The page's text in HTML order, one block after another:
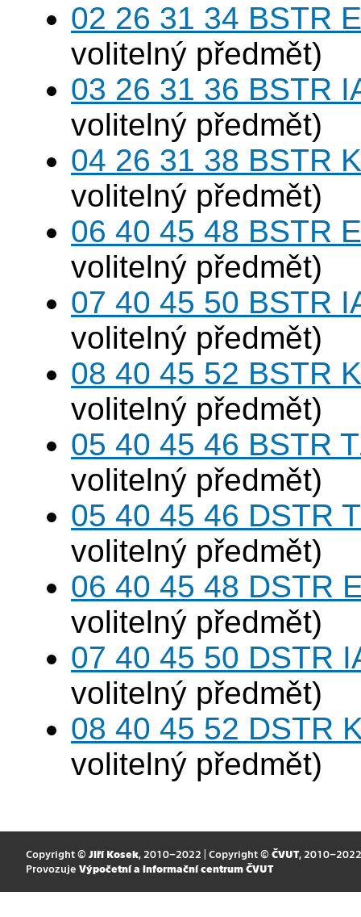
02 26 31 34 BSTR
volitelný předmět)
03 26 31 36 BSTR
volitelný předmět)
04 26 31 38 BSTR
volitelný předmět)
06 40 45 48 BSTR
volitelný předmět)
07 40 45 50 BSTR
volitelný předmět)
08 40 45 52 BSTR
volitelný předmět)
05 40 45 46 BSTR
volitelný předmět)
05 40 45 46 DSTR
volitelný předmět)
06 40 45 48 DSTR
volitelný předmět)
07 40 45 50 DSTR
volitelný předmět)
08 40 45 52 DSTR
volitelný předmět)
Copyright © Jiří Kosek, 2010–2022 | Copyright © ČVUT, 2010–2022
Provozuje Výpočetní a informační centrum ČVUT